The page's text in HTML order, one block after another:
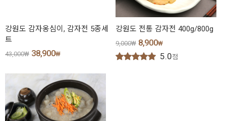
강원도 감자옹심이, 감자전 5종세
트
43,000₩ 38,900₩
강원도 전통 감자전 400g/800g
9,000₩ 8,900₩
5.0점